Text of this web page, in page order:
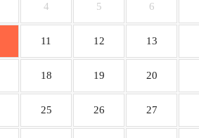
4 5 6
11 12 13
18 19 20
25 26 27